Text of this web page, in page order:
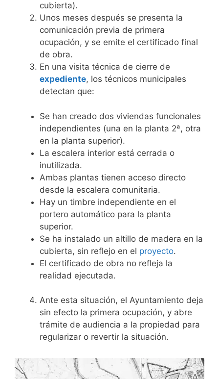
cubierta).
Unos meses después se presenta la
comunicación previa de primera
ocupación, y se emite el certificado final
de obra.
En una visita técnica de cierre de
expediente, los técnicos municipales
detectan que:
Se han creado dos viviendas funcionales
independientes (una en la planta 2ª, otra
en la planta superior).
La escalera interior está cerrada o
inutilizada.
Ambas plantas tienen acceso directo
desde la escalera comunitaria.
Hay un timbre independiente en el
portero automático para la planta
superior.
Se ha instalado un altillo de madera en la
cubierta, sin reflejo en el proyecto.
El certificado de obra no refleja la
realidad ejecutada.
Ante esta situación, el Ayuntamiento deja
sin efecto la primera ocupación, y abre
trámite de audiencia a la propiedad para
regularizar o revertir la situación.